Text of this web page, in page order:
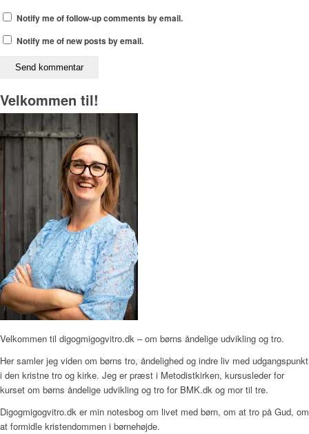
Notify me of follow-up comments by email.
Notify me of new posts by email.
Velkommen til!
Velkommen til digogmigogvitro.dk – om børns åndelige udvikling og tro.
Her samler jeg viden om børns tro, åndelighed og indre liv med udgangspunkt
i den kristne tro og kirke. Jeg er præst i Metodistkirken, kursusleder for
kurset om børns åndelige udvikling og tro for BMK.dk og mor til tre.
Digogmigogvitro.dk er min notesbog om livet med børn, om at tro på Gud, om
at formidle kristendommen i børnehøjde.